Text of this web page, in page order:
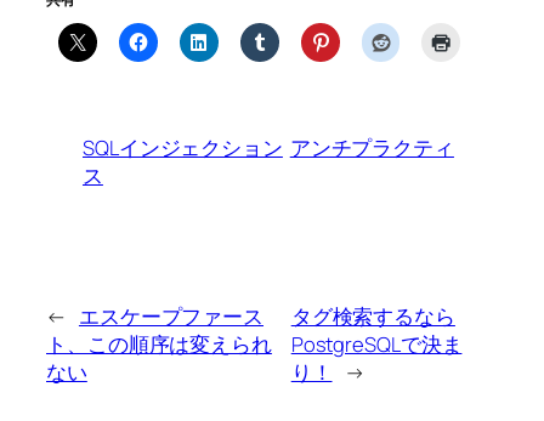
SQLインジェクション アンチプラクティ
ス
← エスケープファース
ト、この順序は変えられ
ない
タグ検索するなら
PostgreSQLで決ま
り！
→